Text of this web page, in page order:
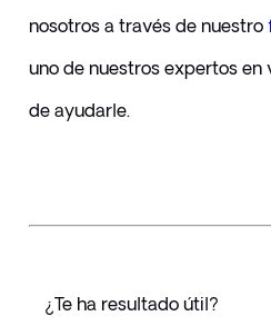
nosotros a través de nuestro
uno de nuestros expertos en
de ayudarle.
¿Te ha resultado útil?